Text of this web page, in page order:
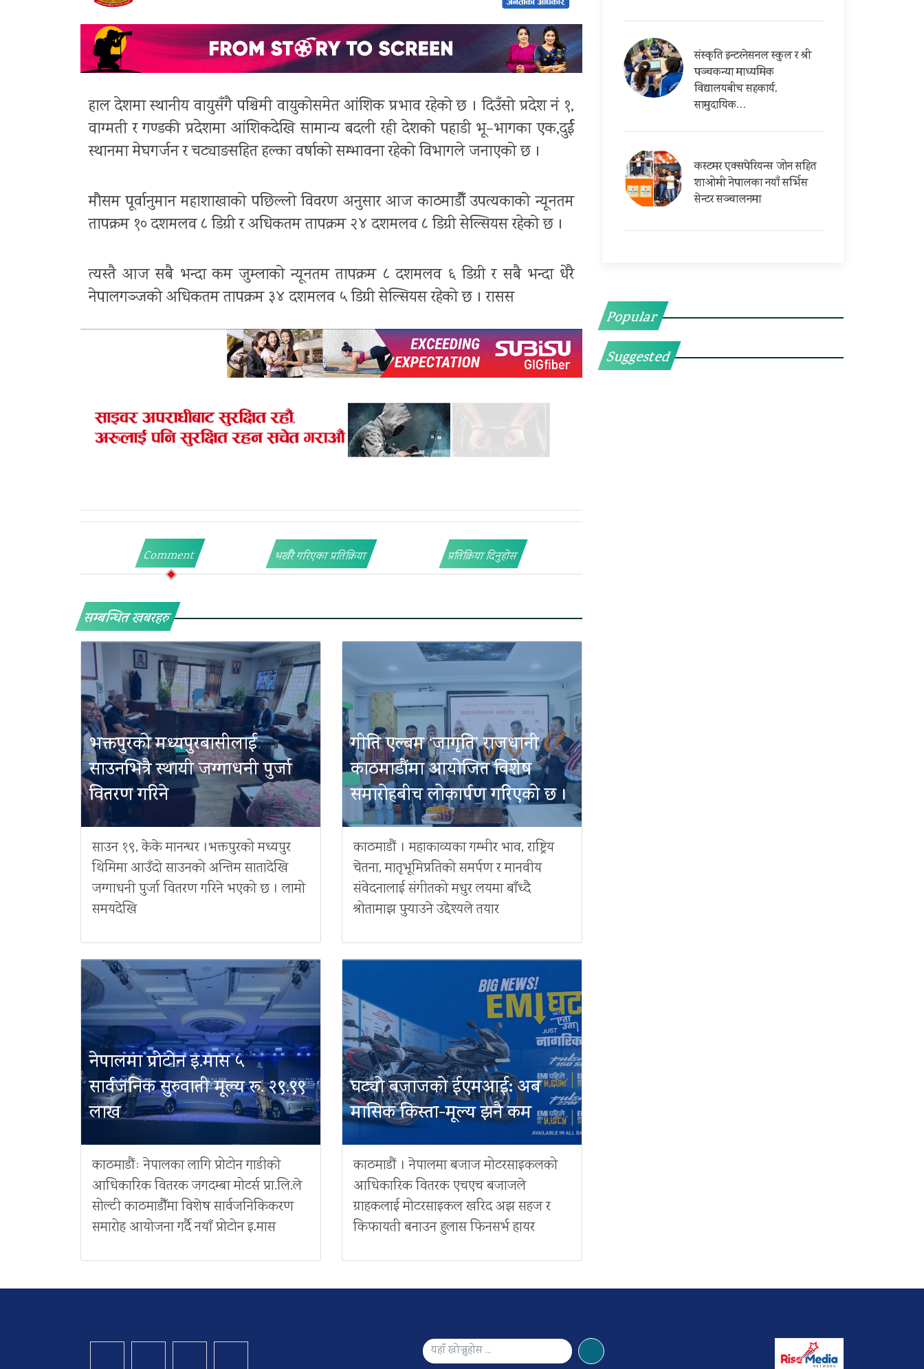
हाल देशमा स्थानीय वायुसँगै पश्चिमी वायुकोसमेत आंशिक प्रभाव रहेको छ । दिउँसो प्रदेश नं १,
वाग्मती र गण्डकी प्रदेशमा आंशिकदेखि सामान्य बदली रही देशको पहाडी भू–भागका एक,दुर्ई
स्थानमा मेघगर्जन र चट्याङसहित हल्का वर्षाको सम्भावना रहेको विभागले जनाएको छ ।
मौसम पूर्वानुमान महाशाखाको पछिल्लो विवरण अनुसार आज काठमाडौँ उपत्यकाको न्यूनतम
तापक्रम १० दशमलव ८ डिग्री र अधिकतम तापक्रम २४ दशमलव ८ डिग्री सेल्सियस रहेको छ ।
त्यस्तै आज सबै भन्दा कम जुम्लाको न्यूनतम तापक्रम ८ दशमलव ६ डिग्री र सबै भन्दा धेरै
नेपालगञ्जको अधिकतम तापक्रम ३४ दशमलव ५ डिग्री सेल्सियस रहेको छ । रासस
Comment भर्खरै गरिएका प्रतिक्रिया प्रतिक्रिया दिनुहोस
सम्बन्धित खबरहरु
भक्तपुरको मध्यपुरबासीलाई
साउनभित्रै स्थायी जग्गाधनी पुर्जा
वितरण गरिने
साउन १९, केके मानन्धर ।भक्तपुरको मध्यपुर
थिमिमा आउँदो साउनको अन्तिम सातादेखि
जग्गाधनी पुर्जा वितरण गरिने भएको छ । लामो
समयदेखि
गीति एल्बम ‘जागृति’ राजधानी
काठमाडौंमा आयोजित विशेष
समारोहबीच लोकार्पण गरिएको छ ।
काठमाडौं । महाकाव्यका गम्भीर भाव, राष्ट्रिय
चेतना, मातृभूमिप्रतिको समर्पण र मानवीय
संवेदनालाई संगीतको मधुर लयमा बाँध्दै
श्रोतामाझ पुर्‍याउने उद्देश्यले तयार
नेपालमा प्रोटोन इ.मास ५
सार्वजनिक सुरुवाती मूल्य रू. २९.९९
लाख
काठमाडौंः नेपालका लागि प्रोटोन गाडीको
आधिकारिक वितरक जगदम्बा मोटर्स प्रा.लि.ले
सोल्टी काठमाडौँमा विशेष सार्वजनिकिकरण
समारोह आयोजना गर्दै नयाँ प्रोटोन इ.मास
घट्यो बजाजको ईएमआई: अब
मासिक किस्ता-मूल्य झनै कम
काठमाडौं । नेपालमा बजाज मोटरसाइकलको
आधिकारिक वितरक एचएच बजाजले
ग्राहकलाई मोटरसाइकल खरिद अझ सहज र
किफायती बनाउन हुलास फिनसर्भ हायर
संस्कृति इन्टरनेसनल स्कुल र श्री
पञ्चकन्या माध्यमिक
विद्यालयबीच सहकार्य,
सामुदायिक…
कस्टमर एक्सपेरियन्स जोन सहित
शाओमी नेपालका नयाँ सर्भिस
सेन्टर सञ्चालनमा
Popular
Suggested